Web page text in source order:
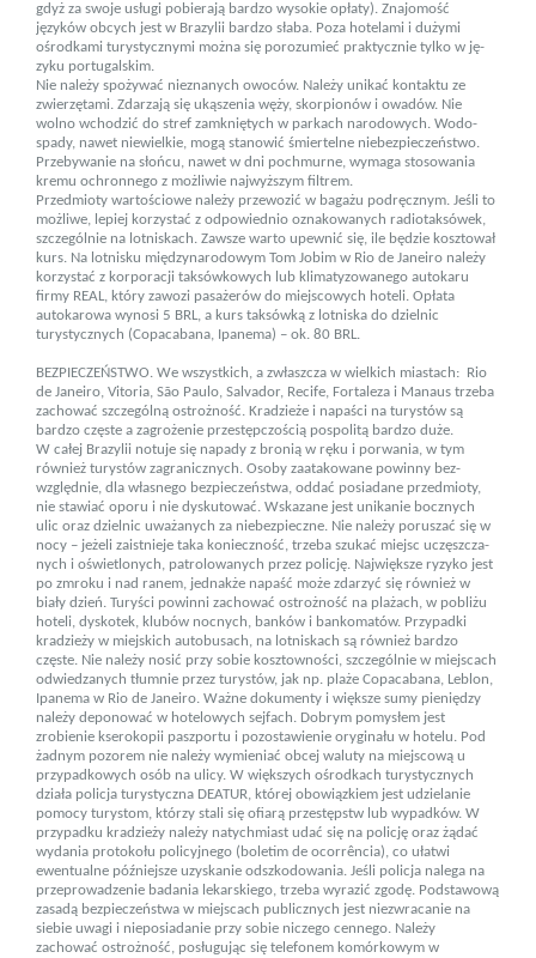
gdyż za swoje usługi pobierają bardzo wysokie opłaty). Znajo­mość
języków obcych jest w Brazylii bardzo słaba. Poza hotelami i dużymi
ośrodkami turystycznymi można się porozumieć praktycznie tylko w ję­
zyku portugalskim.
Nie należy spożywać nie­znanych owoców. Należy unikać kontaktu ze
zwierzętami. Zdarzają się ukąszenia węży, skorpionów i owadów. Nie
wolno wchodzić do stref zamkniętych w parkach narodowych. Wodo­
spady, nawet niewielkie, mogą stanowić śmiertelne niebezpie­czeństwo.
Przebywanie na słońcu, nawet w dni pochmurne, wymaga stosowania
kremu ochronnego z możliwie najwyższym filtrem.
Przedmioty wartościowe należy przewozić w bagażu podręcznym. Jeśli to
możliwe, lepiej korzystać z odpowiednio oznakowanych radiotaksówek,
szczególnie na lotniskach. Zawsze warto upewnić się, ile będzie kosztował
kurs. Na lotnisku międzynarodowym Tom Jobim w Rio de Janeiro należy
korzystać z korporacji taksówkowych lub klimatyzowanego autokaru
firmy REAL, który zawozi pasa­że­rów do miejscowych hoteli. Opłata
autokarowa wynosi 5 BRL, a kurs taksówką z lotniska do dzielnic
turystycznych (Copa­cabana, Ipanema) – ok. 80 BRL.
BEZPIECZEŃSTWO. We wszystkich, a zwłaszcza w wielkich miastach: Rio
de Janeiro, Vitoria, São Paulo, Salvador, Recife, Fortaleza i Manaus trzeba
zachować szczególną ostrożność. Kradzieże i napaści na turystów są
bardzo częste a zagrożenie prze­stęp­czością pospolitą bardzo duże.
W całej Bra­zylii notuje się napady z bronią w ręku i porwania, w tym
również turystów zagranicznych. Osoby zaatakowane powinny bez­
względ­nie, dla własnego bezpieczeństwa, oddać posiadane przedmioty,
nie stawiać oporu i nie dyskutować. Wskazane jest unikanie bocznych
ulic oraz dzielnic uważanych za niebez­pieczne. Nie należy poruszać się w
nocy – jeżeli zaistnieje taka konieczność, trzeba szukać miejsc uczęszcza­
nych i oświet­lonych, patrolo­wanych przez policję. Największe ryzyko jest
po zmroku i nad ranem, jednakże napaść może zdarzyć się również w
biały dzień. Turyści powinni zachować ostrożność na plażach, w pobliżu
hoteli, dyskotek, klubów nocnych, banków i banko­matów. Przypadki
kradzieży w miejskich autobusach, na lotniskach są również bardzo
częste. Nie należy nosić przy sobie kosztowności, szczególnie w miejscach
odwiedzanych tłumnie przez turystów, jak np. plaże Copacabana, Leblon,
Ipanema w Rio de Janeiro. Ważne dokumenty i większe sumy pieniędzy
należy deponować w hotelowych sejfach. Dob­rym pomysłem jest
zrobienie kserokopii paszportu i pozosta­wienie oryginału w hotelu. Pod
żadnym pozorem nie należy wymieniać obcej waluty na miejscową u
przypadkowych osób na ulicy. W większych ośrodkach turystycznych
działa policja turystyczna DEATUR, której obowiązkiem jest udzielanie
pomocy turystom, którzy stali się ofiarą przestępstw lub wypadków. W
przypadku kradzieży należy natychmiast udać się na policję oraz żądać
wydania protokołu policyjnego (boletim de ocorrência), co ułatwi
ewentualne póź­niej­sze uzyskanie odszkodowania. Jeśli policja nalega na
przepro­wadzenie badania lekarskiego, trzeba wy­razić zgodę. Podstawową
zasadą bezpieczeństwa w miejscach publicznych jest niezwracanie na
siebie uwagi i nieposiadanie przy sobie niczego cennego. Należy
zachować ostrożność, posługując się telefonem komórkowym w